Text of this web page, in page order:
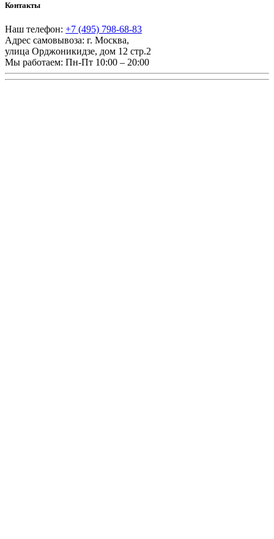
Контакты
Наш телефон: +7 (495) 798-68-83
Адрес самовывоза: г. Москва,
улица Орджоникидзе, дом 12 стр.2
Мы работаем: Пн-Пт 10:00 – 20:00